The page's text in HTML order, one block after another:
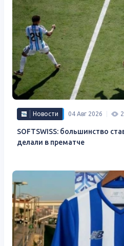
Новости 04 Авг 2026 2
SOFTSWISS: большинство
делали в прематче